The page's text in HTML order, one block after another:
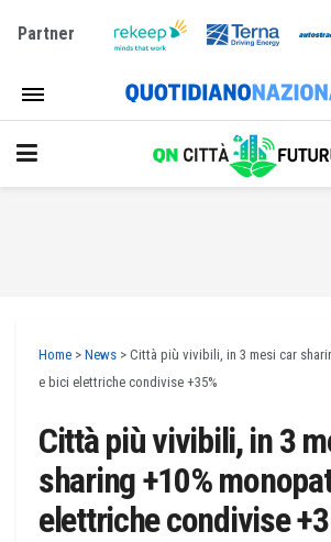
Partner
Home > News > Città più vivibili, in 3 mesi car
e bici elettriche condivise +35%
Città più vivibili, in 3
sharing +10%
elettriche condivise